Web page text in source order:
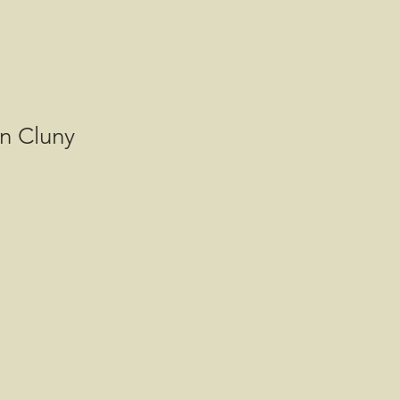
Cluny